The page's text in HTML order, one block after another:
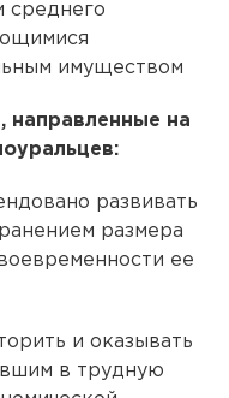
среднего
имуществом
направленные на
развивать
размера
ее
и оказывать
в трудную